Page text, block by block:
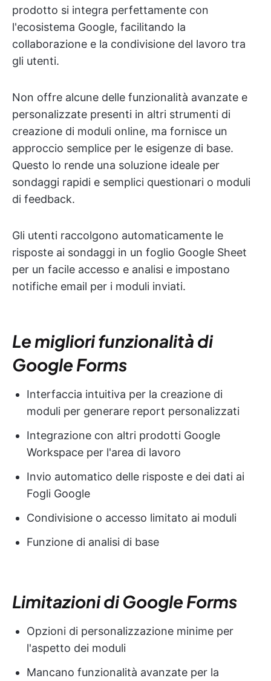
prodotto si integra perfettamente con
l'ecosistema Google, facilitando la
collaborazione e la condivisione del lavoro tra
gli utenti.
Non offre alcune delle funzionalità avanzate e
personalizzate presenti in altri strumenti di
creazione di moduli online, ma fornisce un
approccio semplice per le esigenze di base.
Questo lo rende una soluzione ideale per
sondaggi rapidi e semplici questionari o moduli
di feedback.
Gli utenti raccolgono automaticamente le
risposte ai sondaggi in un foglio Google Sheet
per un facile accesso e analisi e impostano
notifiche email per i moduli inviati.
Le migliori funzionalità di
Google Forms
Interfaccia intuitiva per la creazione di
moduli per generare report personalizzati
Integrazione con altri prodotti Google
Workspace per l'area di lavoro
Invio automatico delle risposte e dei dati ai
Fogli Google
Condivisione o accesso limitato ai moduli
Funzione di analisi di base
Limitazioni di Google Forms
Opzioni di personalizzazione minime per
l'aspetto dei moduli
Mancano funzionalità avanzate per la